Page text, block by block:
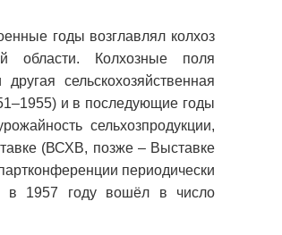
годы возглавлял колхоз
области. Колхозные поля
сельскохозяйственная
и в последующие годы
сельхозпродукции,
(ВСХВ, позже – Выставке
периодически
в 1957 году вошёл в число